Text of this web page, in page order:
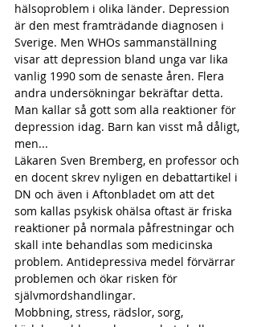
hälsoproblem i olika länder. Depression
är den mest framträdande diagnosen i
Sverige. Men WHOs sammanställning
visar att depression bland unga var lika
vanlig 1990 som de senaste åren. Flera
andra undersökningar bekräftar detta.
Man kallar så gott som alla reaktioner för
depression idag. Barn kan visst må dåligt,
men...
Läkaren Sven Bremberg, en professor och
en docent skrev nyligen en debattartikel i
DN och även i Aftonbladet om att det
som kallas psykisk ohälsa oftast är friska
reaktioner på normala påfrestningar och
skall inte behandlas som medicinska
problem. Antidepressiva medel förvärrar
problemen och ökar risken för
självmordshandlingar.
Mobbning, stress, rädslor, sorg,